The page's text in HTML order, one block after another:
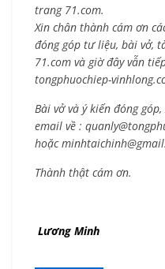
trang 71.com.
Xin chân thành cám ơn
đóng góp tư liệu, bài vở,
71.com và giờ đây vẫn
tongphuochiep-
Bài vở và ý kiến đóng
email về :
hoặc
Thành thật cám ơn.
Lương Minh